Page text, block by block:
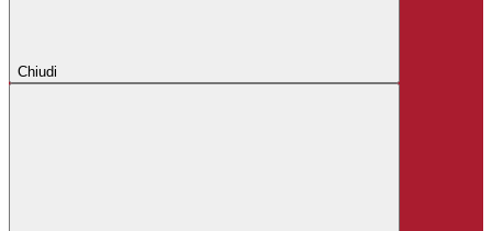
Chiudi